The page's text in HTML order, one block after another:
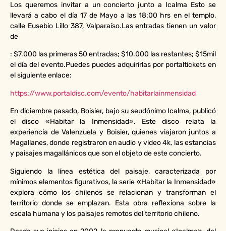
Los queremos invitar a un concierto junto a Icalma Esto se
llevará a cabo el día 17 de Mayo a las 18:00 hrs en el templo,
calle Eusebio Lillo 387, Valparaíso.Las entradas tienen un valor
de
: $7.000 las primeras 50 entradas; $10.000 las restantes; $15mil
el día del evento.Puedes puedes adquirirlas por portaltickets en
el siguiente enlace:
https://www.portaldisc.com/evento/habitarlainmensidad
En diciembre pasado, Boisier, bajo su seudónimo Icalma, publicó
el disco «Habitar la Inmensidad». Este disco relata la
experiencia de Valenzuela y Boisier, quienes viajaron juntos a
Magallanes, donde registraron en audio y video 4k, las estancias
y paisajes magallánicos que son el objeto de este concierto.
Siguiendo la línea estética del paisaje, caracterizada por
mínimos elementos figurativos, la serie «Habitar la Inmensidad»
explora cómo los chilenos se relacionan y transforman el
territorio donde se emplazan. Esta obra reflexiona sobre la
escala humana y los paisajes remotos del territorio chileno.